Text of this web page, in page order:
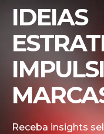
IDEIAS
Receba insights